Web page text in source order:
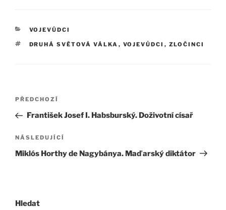
RUBRIKY
VOJEVŮDCI
ŠTÍTKY
DRUHÁ SVĚTOVÁ VÁLKA , VOJEVŮDCI , ZLOČINCI
Navigace
příspěvek
Předchozí
příspěvek
PŘEDCHOZÍ
František Josef I. Habsburský. Doživotní císař
Následující
příspěvek
NÁSLEDUJÍCÍ
Miklós Horthy de Nagybánya. Maďarský diktátor
Hledat